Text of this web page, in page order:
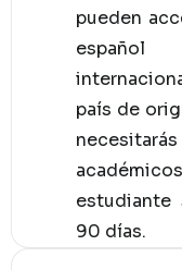
pueden
país de
estudiante
90 días.